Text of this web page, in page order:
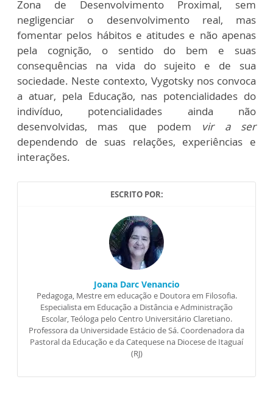
Zona de Desenvolvimento Proximal, sem
negligenciar o desenvolvimento real, mas
fomentar pelos hábitos e atitudes e não apenas
pela cognição, o sentido do bem e suas
consequências na vida do sujeito e de sua
sociedade. Neste contexto, Vygotsky nos convoca
a atuar, pela Educação, nas potencialidades do
indivíduo, potencialidades ainda não
desenvolvidas, mas que podem vir a ser
dependendo de suas relações, experiências e
interações.
ESCRITO POR:
Joana Darc Venancio
Pedagoga, Mestre em educação e Doutora em Filosofia.
Especialista em Educação a Distância e Administração
Escolar, Teóloga pelo Centro Universitário Claretiano.
Professora da Universidade Estácio de Sá. Coordenadora da
Pastoral da Educação e da Catequese na Diocese de Itaguaí
(RJ)